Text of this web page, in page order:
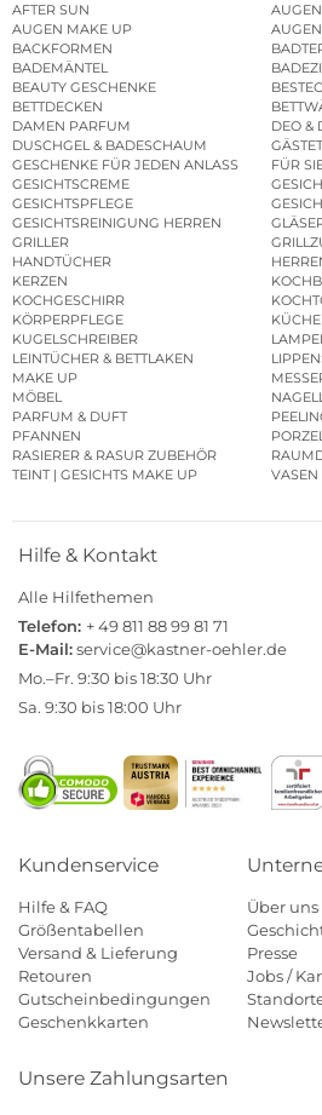
AFTER SUN
AUGEN MAKE UP
BACKFORMEN
BADEMÄNTEL
BEAUTY GESCHENKE
BETTDECKEN
DAMEN PARFUM
DEO &
DUSCHGEL & BADESCHAUM
GESCHENKE FÜR JEDEN ANLASS
FÜR
GESICHTSCREME
GESICHTSPFLEGE
GESICHTSREINIGUNG HERREN
GRILLER
HANDTÜCHER
KERZEN
KOCHGESCHIRR
KÖRPERPFLEGE
KUGELSCHREIBER
LEINTÜCHER & BETTLAKEN
MAKE UP
MÖBEL
PARFUM & DUFT
PFANNEN
RASIERER & RASUR ZUBEHÖR
TEINT | GESICHTS MAKE UP
VASEN
Hilfe & Kontakt
Alle Hilfethemen
Telefon: + 49 811 88 99 81 71
E-Mail:service@kastner-oehler.de
Mo.–Fr. 9:30 bis 18:30 Uhr
Sa. 9:30 bis 18:00 Uhr
Kundenservice
Hilfe & FAQ
Größentabellen
Versand & Lieferung
Retouren
Gutscheinbedingungen
Geschenkkarten
Über uns
Presse
Jobs /
Unsere Zahlungsarten